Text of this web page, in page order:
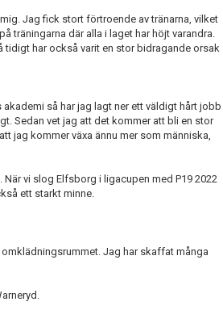
Jag fick stort förtroende av tränarna, vilket
träningarna där alla i laget har höjt varandra.
tidigt har också varit en stor bidragande orsak
så har jag lagt ner ett väldigt hårt jobb
Sedan vet jag att det kommer att bli en stor
jag kommer växa ännu mer som människa,
vi slog Elfsborg i ligacupen med P19 2022
ett starkt minne.
Jag har skaffat många